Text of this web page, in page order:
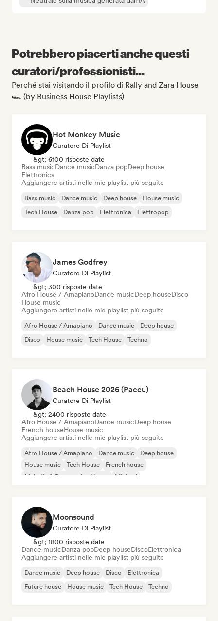
Potrebbero piacerti anche questi
curatori/professionisti...
Perché stai visitando il profilo di Rally and Zara House
🏎️ (by Business House Playlists)
Hot Monkey Music
Curatore Di Playlist
&gt; 6100 risposte date
Bass musicDance musicDanza popDeep house
Elettronica
Aggiungere artisti nelle mie playlist più seguite
Bass music Dance music Deep house
House music
Tech House
Danza pop Elettronica Elettropop
James Godfrey
Curatore Di Playlist
&gt; 300 risposte date
Afro House / AmapianoDance musicDeep houseDisco
House music
Aggiungere artisti nelle mie playlist più seguite
Afro House / Amapiano Dance music
Deep house
Disco
House music Tech House Techno
Beach House 2026 (Paccu)
Curatore Di Playlist
&gt; 2400 risposte date
Afro House / AmapianoDance musicDeep house
French houseHouse music
Aggiungere artisti nelle mie playlist più seguite
Afro House / Amapiano Dance music
Deep house
House music
Tech House
French house
Melodic & Progressive House
Minimal
Moonsound
Curatore Di Playlist
&gt; 1800 risposte date
Dance musicDanza popDeep houseDiscoElettronica
Aggiungere artisti nelle mie playlist più seguite
Dance music Deep house Disco
Elettronica
Future house
House music Tech House Techno